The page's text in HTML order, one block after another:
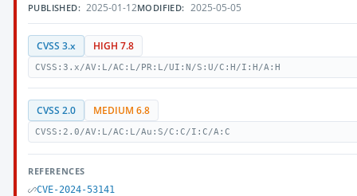
PUBLISHED: 2025-01-12MODIFIED: 2025-05-05
CVSS 3.x HIGH 7.8
CVSS:3.x/AV:L/AC:L/PR:L/UI:N/S:U/C:H/I:H/A:H
CVSS 2.0 MEDIUM 6.8
CVSS:2.0/AV:L/AC:L/Au:S/C:C/I:C/A:C
REFERENCES
CVE-2024-53141